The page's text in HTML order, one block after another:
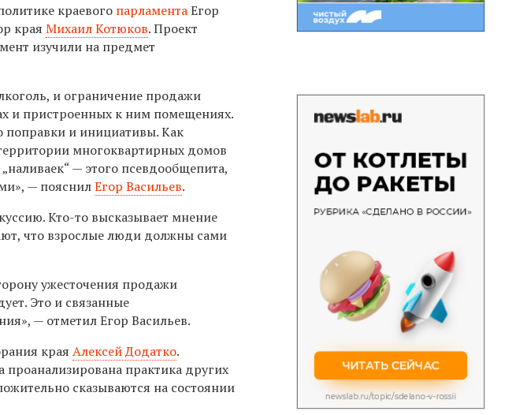
краевого парламентаЕгор
краяМихаил Котюков. Проект
изучили на предмет
и ограничение продажи
и пристроенных к ним помещениях.
поправки и инициативы. Как
многоквартирных домов
— этого псевдообщепита,
— пояснилЕгор Васильев.
Кто-то высказывает мнение
что взрослые люди должны сами
ужесточения продажи
Это и связанные
— отметил Егор Васильев.
краяАлексей Додатко.
практика других
сказываются на состоянии